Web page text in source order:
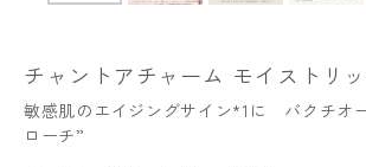
チャントアチャーム モイストリ
敏感肌のエイジングサイン*1に バクチオ
ローチ”